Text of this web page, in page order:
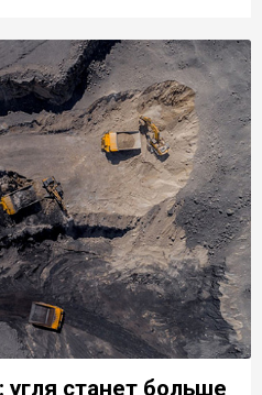
угля станет больше